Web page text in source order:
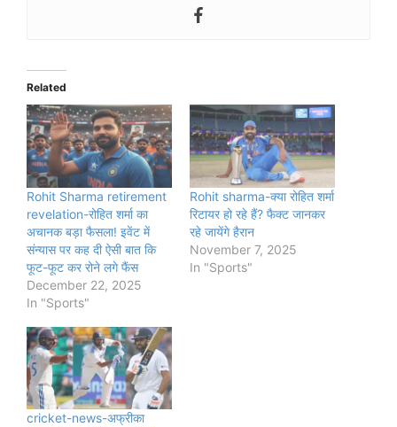
Related
Rohit Sharma retirement
revelation-रोहित शर्मा का
अचानक बड़ा फैसला! इवेंट में
संन्यास पर कह दी ऐसी बात कि
फूट-फूट कर रोने लगे फैंस
December 22, 2025
In "Sports"
Rohit sharma-क्या रोहित शर्मा
रिटायर हो रहे हैं? फैक्ट जानकर
रहे जायेंगे हैरान
November 7, 2025
In "Sports"
cricket-news-अफ्रीका